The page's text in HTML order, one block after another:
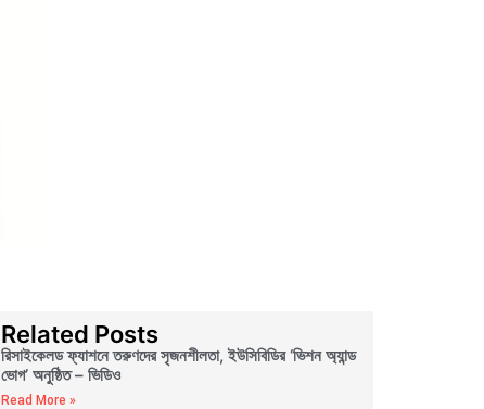
Related Posts
রিসাইকেলড ফ্যাশনে তরুণদের সৃজনশীলতা, ইউসিবিডির ‘ভিশন অ্যান্ড
ভোগ’ অনুষ্ঠিত – ভিডিও
Read More »